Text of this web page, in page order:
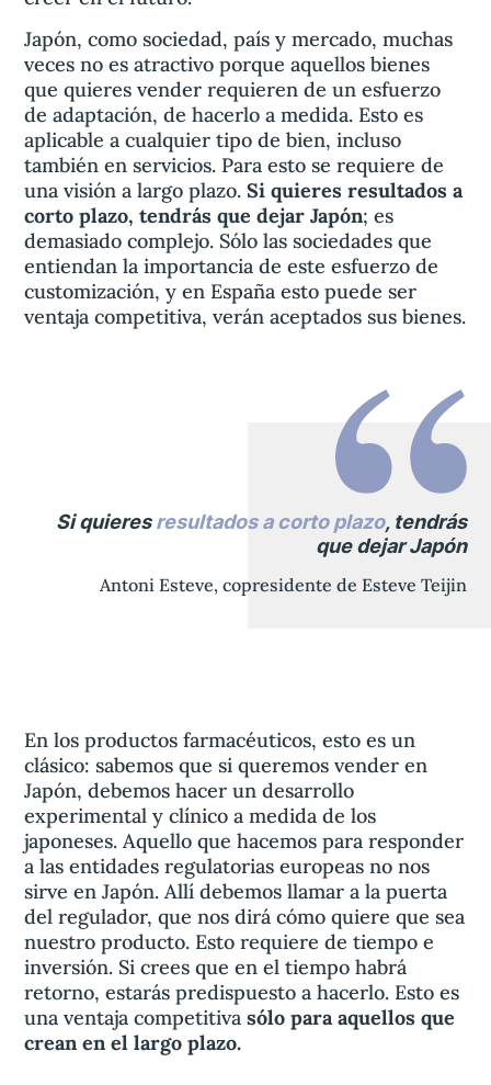
Japón, como sociedad, país y mercado, muchas
veces no es atractivo porque aquellos bienes
que quieres vender requieren de un esfuerzo
de adaptación, de hacerlo a medida. Esto es
aplicable a cualquier tipo de bien, incluso
también en servicios. Para esto se requiere de
una visión a largo plazo.Si quieres resultados a
corto plazo, tendrás que dejar Japón; es
demasiado complejo. Sólo las sociedades que
entiendan la importancia de este esfuerzo de
customización, y en España esto puede ser
ventaja competitiva, verán aceptados sus bienes.
Si quieresresultados a corto plazo, tendrás
que dejar Japón
Antoni Esteve, copresidente de Esteve Teijin
En los productos farmacéuticos, esto es un
clásico: sabemos que si queremos vender en
Japón, debemos hacer un desarrollo
experimental y clínico a medida de los
japoneses. Aquello que hacemos para responder
a las entidades regulatorias europeas no nos
sirve en Japón. Allí debemos llamar a la puerta
del regulador, que nos dirá cómo quiere que sea
nuestro producto. Esto requiere de tiempo e
inversión. Si crees que en el tiempo habrá
retorno, estarás predispuesto a hacerlo. Esto es
una ventaja competitivasólo para aquellos que
crean en el largo plazo.